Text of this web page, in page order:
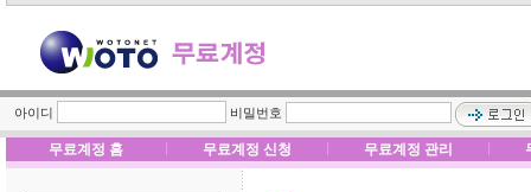
아이디 비밀번호
무료계정 홈 무료계정 신청 무료계정 관리